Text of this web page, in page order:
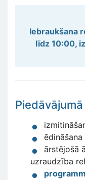
Iebraukšana
līdz 10:00,
ārstējošā
uzraudzība